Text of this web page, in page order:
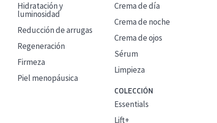
Hidratación y
luminosidad
Reducción de arrugas
Regeneración
Firmeza
Piel menopáusica
Crema de día
Crema de noche
Crema de ojos
Sérum
Limpieza
COLECCIÓN
Essentials
Lift+